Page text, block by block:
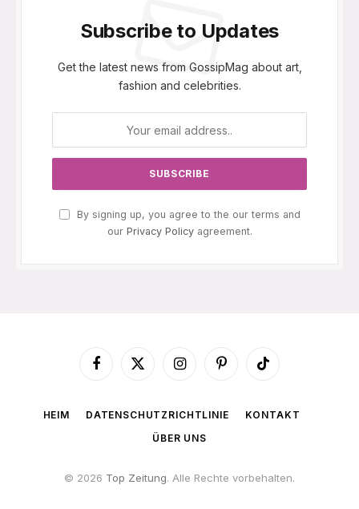
Subscribe to Updates
Get the latest news from GossipMag about art,
fashion and celebrities.
By signing up, you agree to the our terms and
our Privacy Policyagreement.
Facebook
X
InstagramPinterestTikTok
HEIM DATENSCHUTZRICHTLINIE
KONTAKT
ÜBER UNS
© 2026 Top Zeitung. Alle Rechte vorbehalten.